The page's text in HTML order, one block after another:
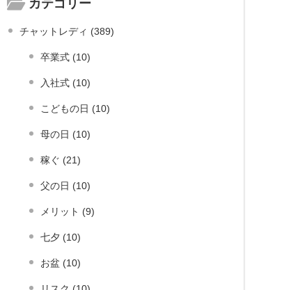
カテゴリー
チャットレディ (389)
卒業式 (10)
入社式 (10)
こどもの日 (10)
母の日 (10)
稼ぐ (21)
父の日 (10)
メリット (9)
七夕 (10)
お盆 (10)